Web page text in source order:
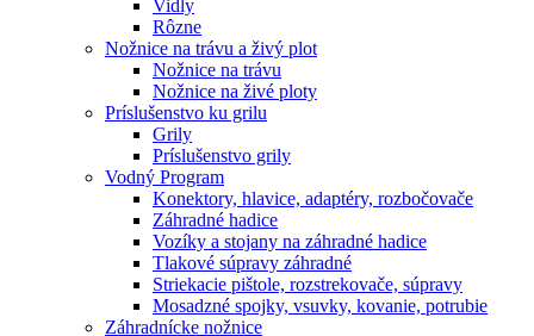
Vidly
Rôzne
Nožnice na trávu a živý plot
Nožnice na trávu
Nožnice na živé ploty
Príslušenstvo ku grilu
Grily
Príslušenstvo grily
Vodný Program
Konektory, hlavice, adaptéry, rozbočovače
Záhradné hadice
Vozíky a stojany na záhradné hadice
Tlakové súpravy záhradné
Striekacie pištole, rozstrekovače, súpravy
Mosadzné spojky, vsuvky, kovanie, potrubie
Záhradnícke nožnice